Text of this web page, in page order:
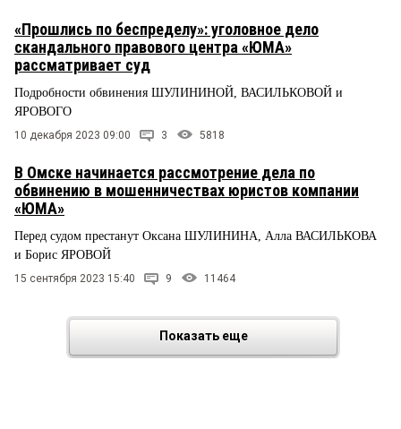
«Прошлись по беспределу»: уголовное дело
скандального правового центра «ЮМА»
рассматривает суд
Подробности обвинения ШУЛИНИНОЙ, ВАСИЛЬКОВОЙ и
ЯРОВОГО
10 декабря 2023 09:00 3 5818
В Омске начинается рассмотрение дела по
обвинению в мошенничествах юристов компании
«ЮМА»
Перед судом престанут Оксана ШУЛИНИНА, Алла ВАСИЛЬКОВА
и Борис ЯРОВОЙ
15 сентября 2023 15:40 9 11464
Показать еще